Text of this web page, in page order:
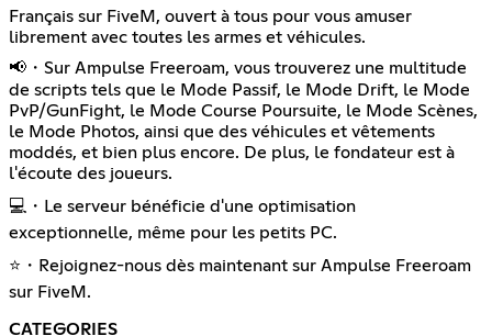
Français sur FiveM, ouvert à tous pour vous amuser
librement avec toutes les armes et véhicules.
📢・Sur Ampulse Freeroam, vous trouverez une multitude
de scripts tels que le Mode Passif, le Mode Drift, le Mode
PvP/GunFight, le Mode Course Poursuite, le Mode Scènes,
le Mode Photos, ainsi que des véhicules et vêtements
moddés, et bien plus encore. De plus, le fondateur est à
l'écoute des joueurs.
💻・Le serveur bénéficie d'une optimisation
exceptionnelle, même pour les petits PC.
⭐・Rejoignez-nous dès maintenant sur Ampulse Freeroam
sur FiveM.
CATEGORIES